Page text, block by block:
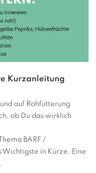
Kurzanleitung
auf Rohfütterung
ob Du das wirklich
BARF /
Wichtigste in Kürze. Eine